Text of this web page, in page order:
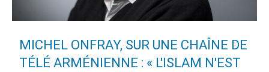
MICHEL ONFRAY, SUR UNE CHAÎNE DE
TÉLÉ ARMÉNIENNE : « L'ISLAM N'EST